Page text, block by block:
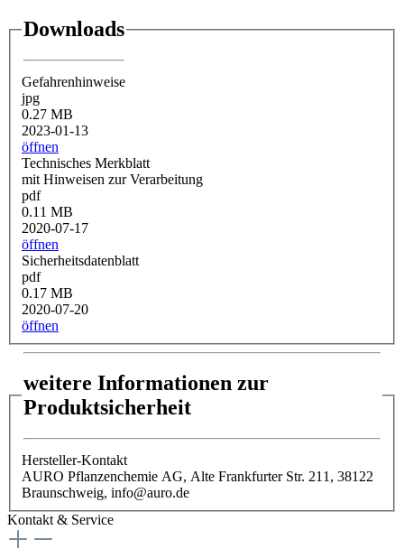
Downloads
Gefahrenhinweise
jpg
0.27 MB
2023-01-13
öffnen
Technisches Merkblatt
mit Hinweisen zur Verarbeitung
pdf
0.11 MB
2020-07-17
öffnen
Sicherheitsdatenblatt
pdf
0.17 MB
2020-07-20
öffnen
weitere Informationen zur
Produktsicherheit
Hersteller-Kontakt
AURO Pflanzenchemie AG, Alte Frankfurter Str. 211, 38122
Braunschweig, info@auro.de
Kontakt & Service